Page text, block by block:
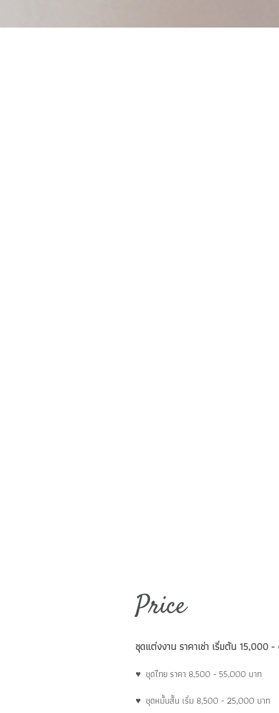
Price
ชุดแต่งงาน ราคาเช่า เริ่มต้น 15,000
♥ ชุดไทย ราคา 8,500 - 55,000 บาท
♥ ชุดหมั้นสั้น เริ่ม 8,500 - 25,000 บาท